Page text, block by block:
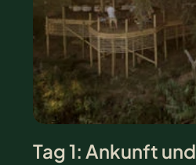
Tag 1: Ankunft